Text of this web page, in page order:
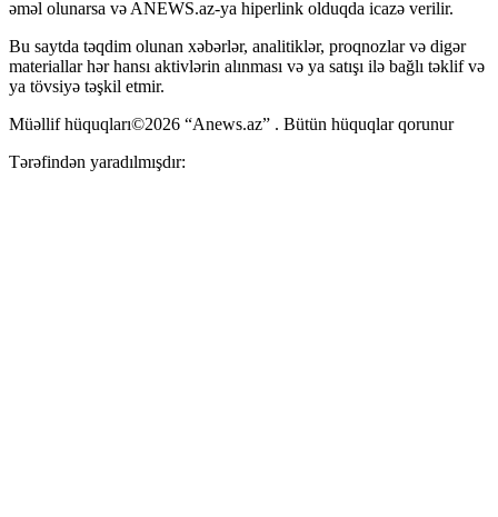
əməl olunarsa və ANEWS.az-ya hiperlink olduqda icazə verilir.
Bu saytda təqdim olunan xəbərlər, analitiklər, proqnozlar və digər
materiallar hər hansı aktivlərin alınması və ya satışı ilə bağlı təklif və
ya tövsiyə təşkil etmir.
Müəllif hüquqları©2026 “Anews.az” . Bütün hüquqlar qorunur
Tərəfindən yaradılmışdır: